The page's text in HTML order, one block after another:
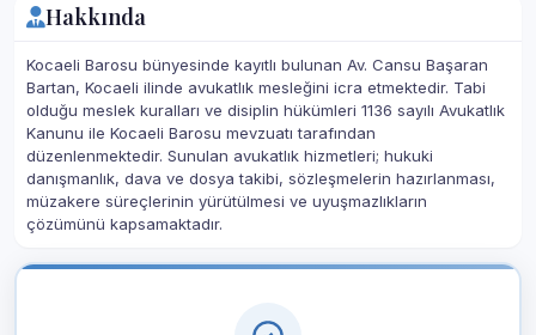
Hakkında
Kocaeli Barosu bünyesinde kayıtlı bulunan Av. Cansu Başaran
Bartan, Kocaeli ilinde avukatlık mesleğini icra etmektedir. Tabi
olduğu meslek kuralları ve disiplin hükümleri 1136 sayılı Avukatlık
Kanunu ile Kocaeli Barosu mevzuatı tarafından
düzenlenmektedir. Sunulan avukatlık hizmetleri; hukuki
danışmanlık, dava ve dosya takibi, sözleşmelerin hazırlanması,
müzakere süreçlerinin yürütülmesi ve uyuşmazlıkların
çözümünü kapsamaktadır.